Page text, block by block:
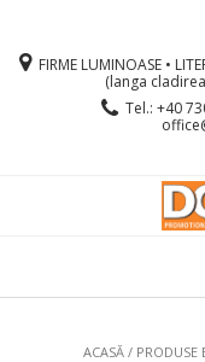
FIRME LUMINOASE •
(langa
Tel.: +40
ACASĂ / PRODUSE